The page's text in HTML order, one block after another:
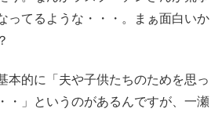
ってるような・・・。まぁ面白いか
的に「夫や子供たちのためを思っ
・」というのがあるんですが、一瀬